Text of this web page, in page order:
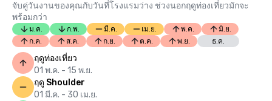
จับคู่วันงานของคุณกับวันที่โรงแรมว่าง ช่วงนอกฤดูท่องเที่ยวมักจะ
พร้อมกว่า
ม.ค. ก.พ. มี.ค. เม.ย. พ.ค.
มิ.ย.
ก.ค.
ส.ค. ก.ย. ต.ค. พ.ย. ธ.ค.
ฤดูท่องเที่ยว
01 พ.ค. - 15 พ.ย.
ฤดู Shoulder
01 มี.ค. - 30 เม.ย.